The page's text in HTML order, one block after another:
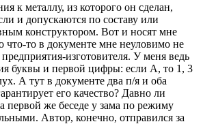
к металлу, из которого он сделан,
и допускаются по составу или
конструктором. Вот и носят мне
то в документе мне неуловимо не
изготовителя. У меня ведь
буквы и первой цифры: если А, то 1, 3
А тут в документе два п/я и оба
его качество? Давно ли
первой же беседе у зама по режиму
Автор, конечно, отправился за